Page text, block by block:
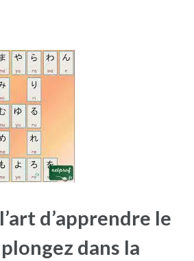
d’apprendre le
dans la